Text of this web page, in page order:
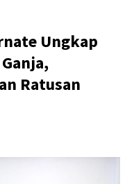
Ungkap
Ratusan